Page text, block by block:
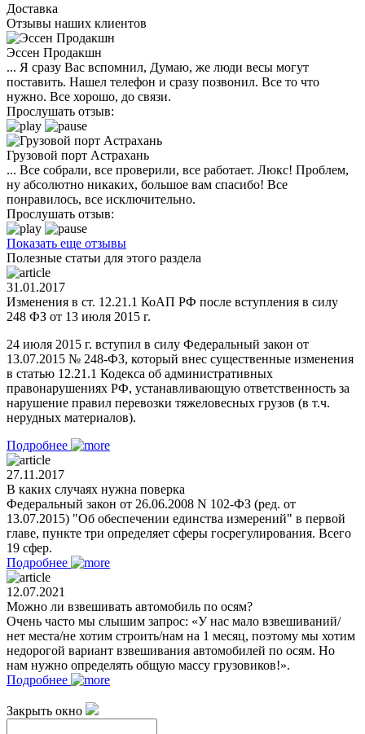
Доставка
Отзывы наших клиентов
Эссен Продакшн
... Я сразу Вас вспомнил, Думаю, же люди весы могут
поставить. Нашел телефон и сразу позвонил. Все то что
нужно. Все хорошо, до связи.
Прослушать отзыв:
Грузовой порт Астрахань
... Все собрали, все проверили, все работает. Люкс! Проблем,
ну абсолютно никаких, большое вам спасибо! Все
понравилось, все исключительно.
Прослушать отзыв:
Показать еще отзывы
Полезные статьи для этого раздела
31.01.2017
Изменения в ст. 12.21.1 КоАП РФ после вступления в силу
248 ФЗ от 13 июля 2015 г.
24 июля 2015 г. вступил в силу Федеральный закон от
13.07.2015 № 248-ФЗ, который внес существенные изменения
в статью 12.21.1 Кодекса об административных
правонарушениях РФ, устанавливающую ответственность за
нарушение правил перевозки тяжеловесных грузов (в т.ч.
нерудных материалов).
Подробнее
27.11.2017
В каких случаях нужна поверка
Федеральный закон от 26.06.2008 N 102-ФЗ (ред. от
13.07.2015) "Об обеспечении единства измерений" в первой
главе, пункте три определяет сферы госрегулирования. Всего
19 сфер.
Подробнее
12.07.2021
Можно ли взвешивать автомобиль по осям?
Очень часто мы слышим запрос: «У нас мало взвешиваний/
нет места/не хотим строить/нам на 1 месяц, поэтому мы хотим
недорогой вариант взвешивания автомобилей по осям. Но
нам нужно определять общую массу грузовиков!».
Подробнее
Закрыть окно